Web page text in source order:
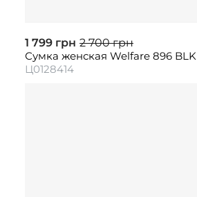
1 799 грн 2 700 грн
Сумка женская Welfare 896 BLK
Ц0128414